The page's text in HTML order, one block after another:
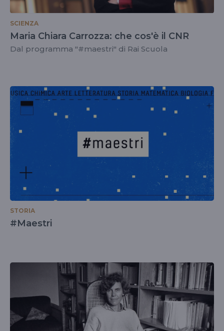
SCIENZA
Maria Chiara Carrozza: che cos'è il CNR
Dal programma "#maestri" di Rai Scuola
STORIA
#Maestri